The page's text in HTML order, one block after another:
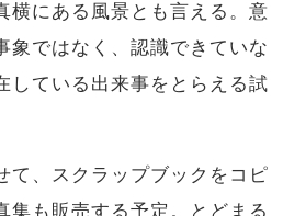
横にある風景とも言える。意
象ではなく、認識できていな
している出来事をとらえる試
て、スクラップブックをコピ
集も販売する予定。とどまる